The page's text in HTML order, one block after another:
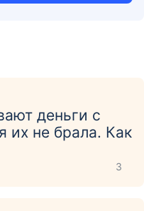
деньги с
их не брала. Как
3